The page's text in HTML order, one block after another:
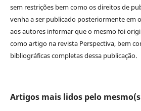
sem restrições bem como os direitos de
venha a ser publicado posteriormente em
aos autores informar que o mesmo foi
como artigo na revista Perspectiva, bem
bibliográficas completas dessa publicação.
Artigos mais lidos pelo